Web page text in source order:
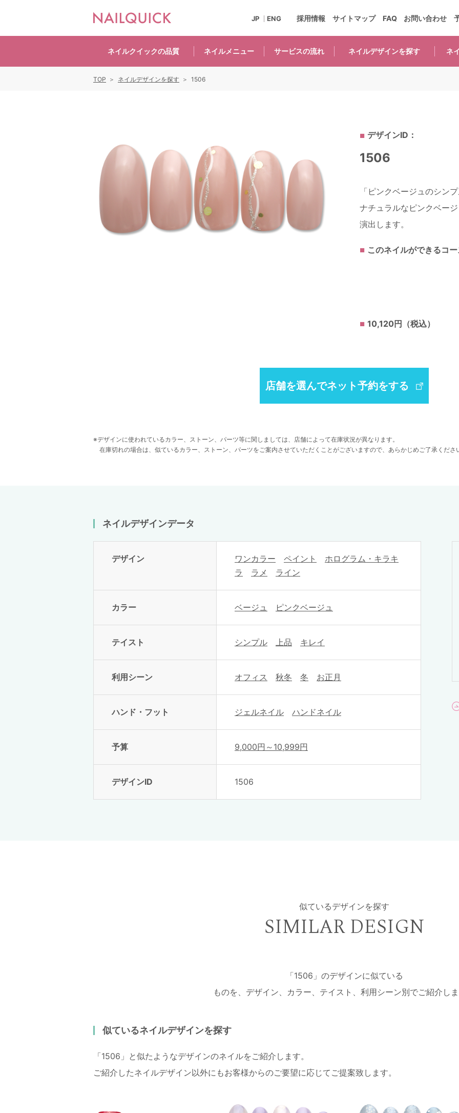
ネイルクイックの品質 ネイルメニュー サービスの流れ ネイルデザインを探す ネ
採用情報 サイトマップ FAQ お問い合わせ
JP ENG
デザインID：
1506
「ピンクベージュのシン
ナチュラルなピンクベー
演出します。
このネイルができるコ
10,120円（税込）
店舗を選んでネット予約をする
デザインに使われているカラー、ストーン、パーツ等に関しましては、店舗によって在庫状況が異なります。
在庫切れの場合は、似ているカラー、ストーン、パーツをご案内させていただくことがございますので、あらかじめご了承くださ
ネイルデザインデータ
デザイン ワンカラー ペイント
ホログラム・キラキ
ラ
ラメ ライン
カラー ベージュ ピンクベージュ
テイスト シンプル 上品 キレイ
利用シーン オフィス 秋冬 冬 お正月
ハンド・フット ジェルネイル ハンドネイル
予算 9,000円～10,999円
デザインID 1506
似ているデザインを探す
SIMILAR DESIGN
「1506」のデザインに似ている
ものを、デザイン、カラー、テイスト、利用シーン別でご紹介し
似ているネイルデザインを探す
「1506」と似たようなデザインのネイルをご紹介します。
ご紹介したネイルデザイン以外にもお客様からのご要望に応じてご提案致します。
TOP ネイルデザインを探す 1506